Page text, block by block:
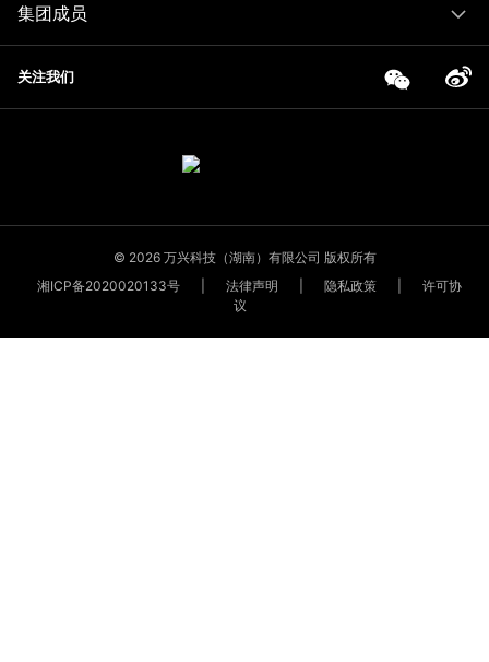
集团成员
关注我们
© 2026 万兴科技（湖南）有限公司 版权所有
湘ICP备2020020133号
法律声明 隐私政策
许可协
议